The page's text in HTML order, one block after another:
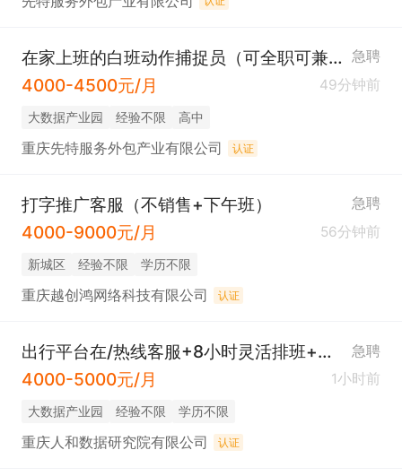
在家上班的白班动作捕捉员（可全职可兼职） 急聘
4000-4500元/月 49分钟前
大数据产业园 经验不限 高中
重庆先特服务外包产业有限公司 认证
打字推广客服（不销售+下午班） 急聘
4000-9000元/月 56分钟前
新城区 经验不限 学历不限
重庆越创鸿网络科技有限公司 认证
出行平台在/热线客服+8小时灵活排班+五险 急聘
4000-5000元/月 1小时前
大数据产业园 经验不限 学历不限
重庆人和数据研究院有限公司 认证